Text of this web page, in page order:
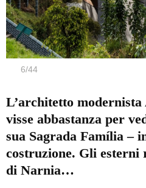
6/44
L’architetto
visse abbastanza per
sua Sagrada Família –
costruzione. Gli esterni
di Narnia…